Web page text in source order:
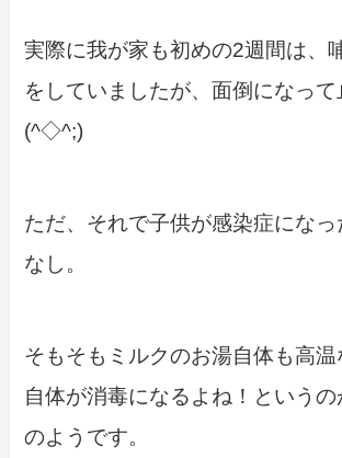
実際に我が家も初めの2週間は、
をしていましたが、面倒になって
(^◇^;)
ただ、それで子供が感染症になっ
なし。
そもそもミルクのお湯自体も高
自体が消毒になるよね！というの
のようです。